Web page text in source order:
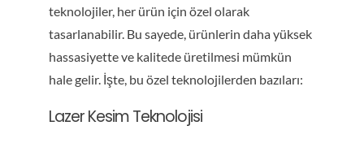
teknolojiler, her ürün için özel olarak
tasarlanabilir. Bu sayede, ürünlerin daha yüksek
hassasiyette ve kalitede üretilmesi mümkün
hale gelir. İşte, bu özel teknolojilerden bazıları:
Lazer Kesim Teknolojisi